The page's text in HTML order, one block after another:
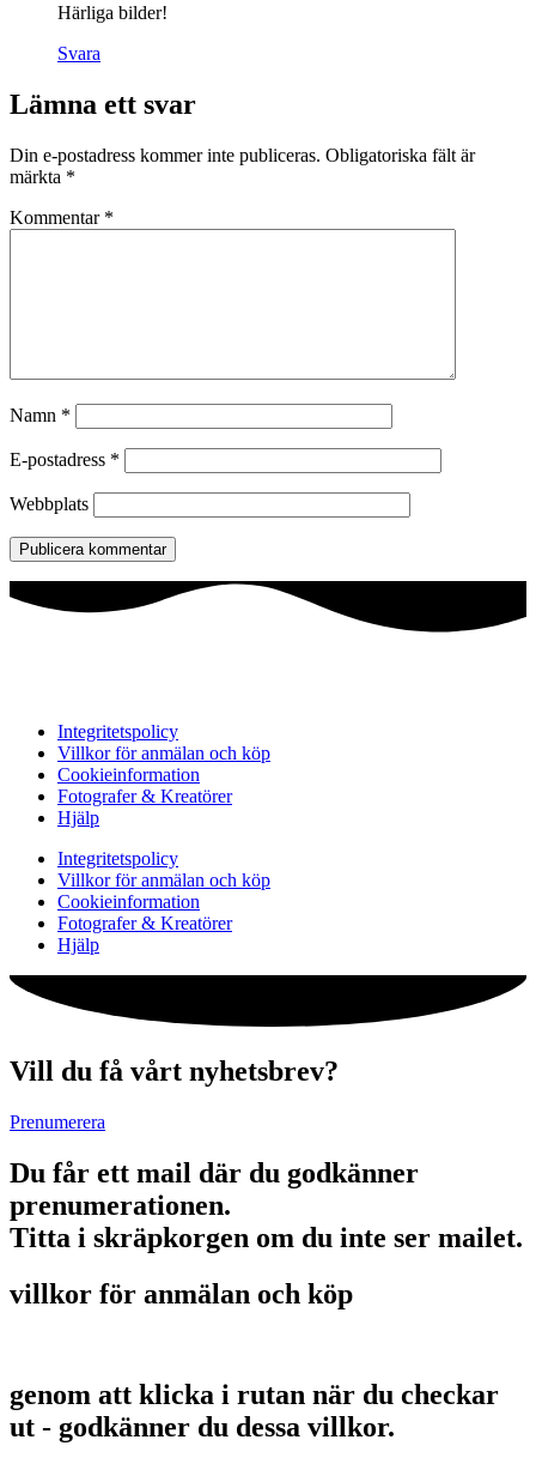
Härliga bilder!
Svara
Lämna ett svar
Din e-postadress kommer inte publiceras. Obligatoriska fält är
märkta *
Kommentar *
Namn *
E-postadress *
Webbplats
Integritetspolicy
Villkor för anmälan och köp
Cookieinformation
Fotografer & Kreatörer
Hjälp
Integritetspolicy
Villkor för anmälan och köp
Cookieinformation
Fotografer & Kreatörer
Hjälp
Vill du få vårt nyhetsbrev?
Prenumerera
Du får ett mail där du godkänner
prenumerationen.
Titta i skräpkorgen om du inte ser mailet.
villkor för anmälan och köp
genom att klicka i rutan när du checkar
ut - godkänner du dessa villkor.